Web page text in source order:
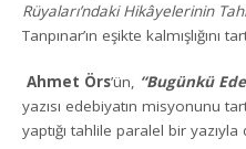
Rüyaları’ndaki Hikâyelerinin
Tanpınar’ın eşikte kalmışlığını
Ahmet Örs’ün, “Bugünkü
yazısı edebiyatın misyonunu
yaptığı tahlile paralel bir